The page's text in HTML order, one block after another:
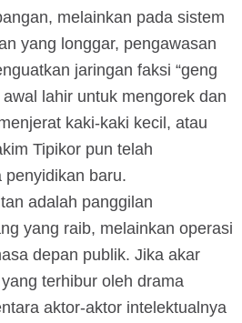
melainkan pada sistem
yang longgar, pengawasan
jaringan faksi “geng
lahir untuk mengorek dan
kaki-kaki kecil, atau
Tipikor pun telah
penyidikan baru.
adalah panggilan
yang raib, melainkan operasi
depan publik. Jika akar
terhibur oleh drama
aktor-aktor intelektualnya